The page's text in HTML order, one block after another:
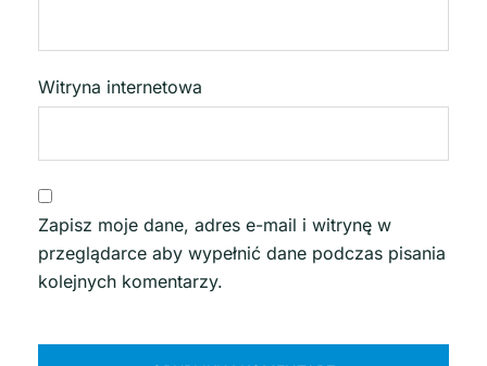
Witryna internetowa
Zapisz moje dane, adres e-mail i witrynę w
przeglądarce aby wypełnić dane podczas pisania
kolejnych komentarzy.